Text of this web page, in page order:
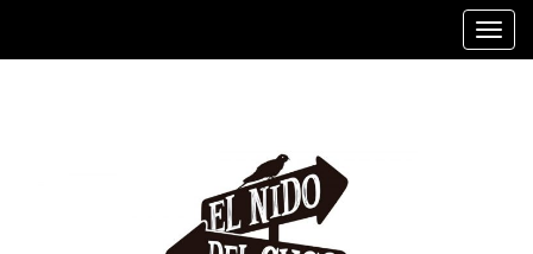
Nido
Del
Cuco